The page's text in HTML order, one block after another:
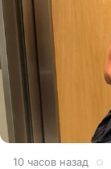
10 часов назад